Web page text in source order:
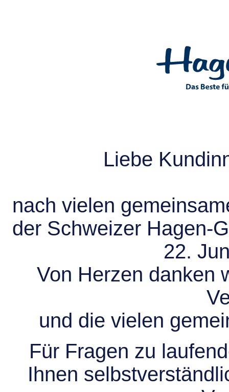
Liebe
nach vielen
der Schweizer Hagen-
22.
Von Herzen danken
und die vielen
Für Fragen zu
Ihnen